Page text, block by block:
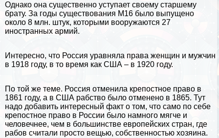
Однако она существенно уступает своему старшему
брату. За годы существования М16 было выпущено
около 8 млн. штук, которыми вооружаются 27
иностранных армий.
Интересно, что Россия уравняла права женщин и мужчин
в 1918 году, в то время как США – в 1920 году.
По той же теме. Россия отменила крепостное право в
1861 году, а в США рабство было отменено в 1865. Тут
надо добавить интересный факт о том, что само по себе
крепостное право в России было намного мягче и
человечнее, чем в большинстве европейских стран, где
рабов считали просто вещью, собственностью хозяина.